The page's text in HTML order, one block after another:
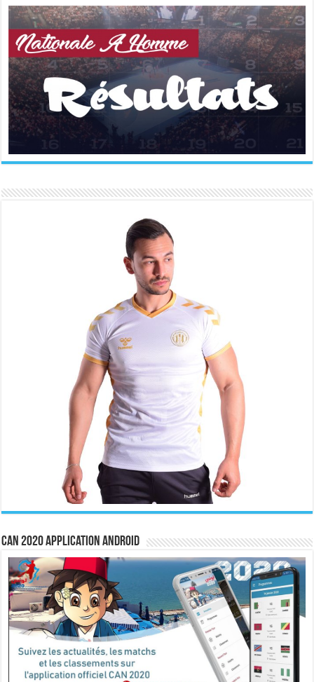
CAN 2020 Application Android